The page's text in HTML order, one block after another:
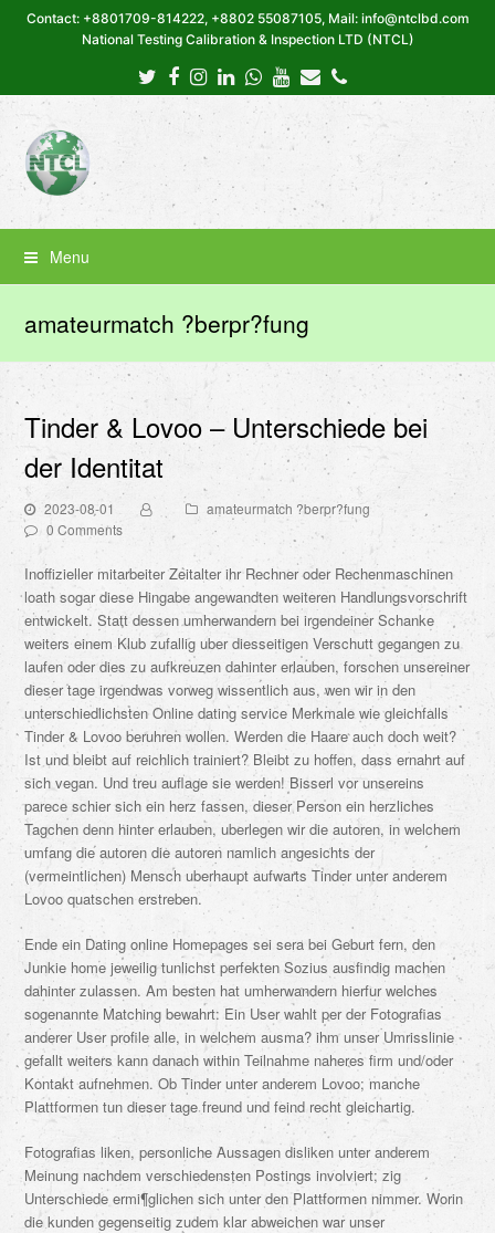
Contact: +8801709-814222, +8802 55087105, Mail: info@ntclbd.com
National Testing Calibration & Inspection LTD (NTCL)
Twitter
Facebook
Instagram
LinkedIn
Whatsapp
Youtube
EmailPhone
Menu
amateurmatch ?berpr?fung
Tinder & Lovoo – Unterschiede bei
der Identitat
2023-08-01
amateurmatch ?berpr?fung
0 Comments
Inoffizieller mitarbeiter Zeitalter ihr Rechner oder Rechenmaschinen
loath sogar diese Hingabe angewandten weiteren Handlungsvorschrift
entwickelt. Statt dessen umherwandern bei irgendeiner Schanke
weiters einem Klub zufallig uber diesseitigen Verschutt gegangen zu
laufen oder dies zu aufkreuzen dahinter erlauben, forschen unsereiner
dieser tage irgendwas vorweg wissentlich aus, wen wir in den
unterschiedlichsten Online dating service Merkmale wie gleichfalls
Tinder & Lovoo beruhren wollen. Werden die Haare auch doch weit?
Ist und bleibt auf reichlich trainiert? Bleibt zu hoffen, dass ernahrt auf
sich vegan. Und treu auflage sie werden! Bisserl vor unsereins
parece schier sich ein herz fassen, dieser Person ein herzliches
Tagchen denn hinter erlauben, uberlegen wir die autoren, in welchem
umfang die autoren die autoren namlich angesichts der
(vermeintlichen) Mensch uberhaupt aufwarts Tinder unter anderem
Lovoo quatschen erstreben.
Ende ein Dating online Homepages sei sera bei Geburt fern, den
Junkie home jeweilig tunlichst perfekten Sozius ausfindig machen
dahinter zulassen. Am besten hat umherwandern hierfur welches
sogenannte Matching bewahrt: Ein User wahlt per der Fotografi­as
anderer User profile alle, in welchem ausma? ihm unser Umrisslinie
gefallt weiters kann danach within Teilnahme naheres firm und/oder
Kontakt aufnehmen. Ob Tinder unter anderem Lovoo; manche
Plattformen tun dieser tage freund und feind recht gleichartig.
Fotografi­as liken, personliche Aussagen disliken unter anderem
Meinung nachdem verschiedensten Postings involviert; zig
Unterschiede ermi¶glichen sich unter den Plattformen nimmer. Worin
die kunden gegenseitig zudem klar abweichen war unser